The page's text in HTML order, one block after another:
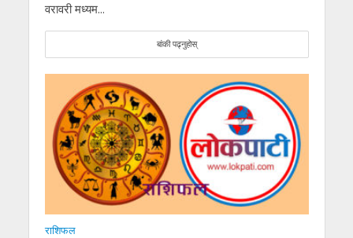
वरावरी मध्यम...
बांकी पढ्नुहोस्
राशिफल